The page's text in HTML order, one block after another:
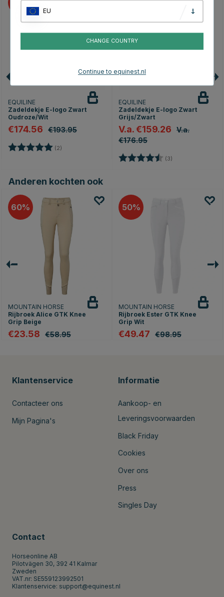
10
EQUILINE
Zadeldekje E-logo Zwart
Oudroze/Wit
€174.56 €193.95
Beoordeling: (2)
10
EQUILINE
Zadeldekje E-logo Zwart
Grijs/Zwart
V.a. €159.26
V.a.
€176.95
Beoordeling: (3)
Anderen kochten ook
60
MOUNTAIN HORSE
Rijbroek Alice GTK Knee
Grip Beige
€23.58 €58.95
50
MOUNTAIN HORSE
Rijbroek Ester GTK Knee
Grip Wit
€49.47 €98.95
Klantenservice
Contacteer ons
Mijn Pagina's
Informatie
Aankoop- en
Leveringsvoorwaarden
Black Friday
Cookies
Over ons
Press
Singles Day
Contact
Horseonline AB
Pilotvägen 30, 392 41 Kalmar
Zweden
VAT.nr: SE559123992501
Klantenservice: support@equinest.nl
EU
CHANGE COUNTRY
Continue to equinest.nl